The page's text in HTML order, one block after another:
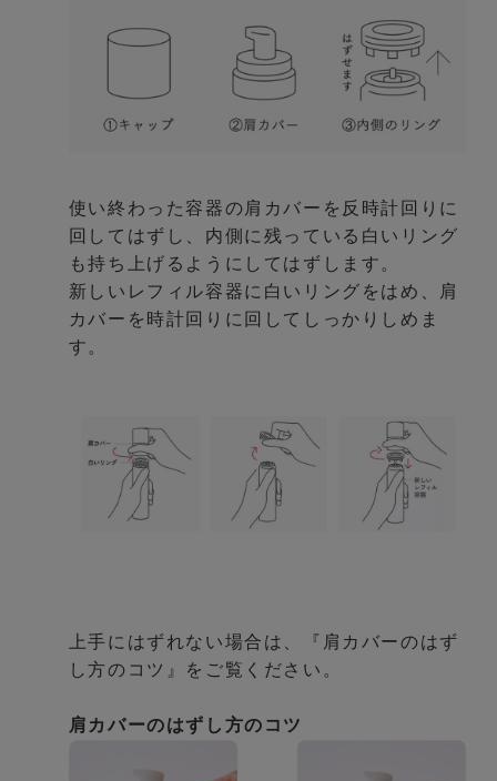
使い終わった容器の肩カバーを反時計回りに
回してはずし、内側に残っている白いリング
も持ち上げるようにしてはずします。
新しいレフィル容器に白いリングをはめ、肩
カバーを時計回りに回してしっかりしめま
す。
上手にはずれない場合は、『肩カバーのはず
し方のコツ』をご覧ください。
肩カバーのはずし方のコツ